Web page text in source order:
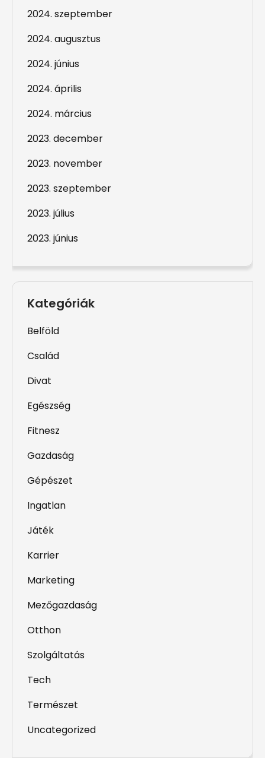
2024. szeptember
2024. augusztus
2024. június
2024. április
2024. március
2023. december
2023. november
2023. szeptember
2023. július
2023. június
Kategóriák
Belföld
Család
Divat
Egészség
Fitnesz
Gazdaság
Gépészet
Ingatlan
Játék
Karrier
Marketing
Mezőgazdaság
Otthon
Szolgáltatás
Tech
Természet
Uncategorized